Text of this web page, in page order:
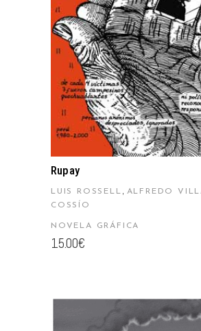
AÑADIR AL
Rupay
LUIS ROSSELL , ALFREDO
COSSÍO
NOVELA GRÁFICA
15.00€